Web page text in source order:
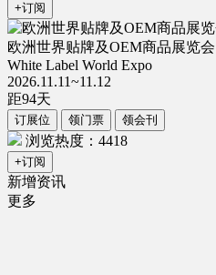
+订阅
欧洲世界贴牌及OEM商品展览会
White Label World Expo
2026.11.11~11.12
距94天
订展位 领门票 领会刊
浏览热度：4418
+订阅
新增资讯
更多